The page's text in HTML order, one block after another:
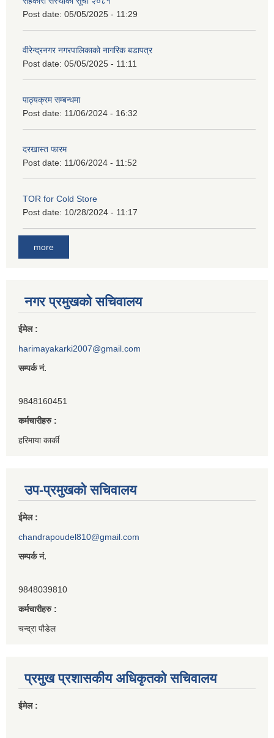
Post date: 05/05/2025 - 11:29
वीरेन्द्रनगर नगरपालिकाको नागरिक बडापत्र
Post date: 05/05/2025 - 11:11
पाठ्यक्रम सम्बन्धमा
Post date: 11/06/2024 - 16:32
दरखास्त फारम
Post date: 11/06/2024 - 11:52
TOR for Cold Store
Post date: 10/28/2024 - 11:17
more
नगर प्रमुखको सचिवालय
ईमेल :
harimayakarki2007@gmail.com
सम्पर्क नं.
9848160451
कर्मचारीहरु :
हरिमाया कार्की
उप-प्रमुखको सचिवालय
ईमेल :
chandrapoudel810@gmail.com
सम्पर्क नं.
9848039810
कर्मचारीहरु :
चन्द्रा पौडेल
प्रमुख प्रशासकीय अधिकृतको सचिवालय
ईमेल :